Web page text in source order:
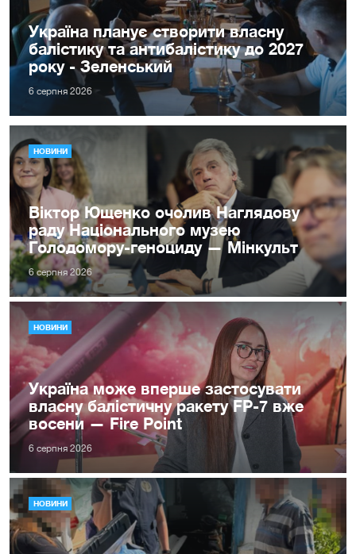
Україна планує створити власну
балістику та антибалістику до 2027
року - Зеленський
6 серпня 2026
НОВИНИ
Віктор Ющенко очолив Наглядову
раду Національного музею
Голодомору-геноциду — Мінкульт
6 серпня 2026
НОВИНИ
Україна може вперше застосувати
власну балістичну ракету FP-7 вже
восени — Fire Point
6 серпня 2026
НОВИНИ